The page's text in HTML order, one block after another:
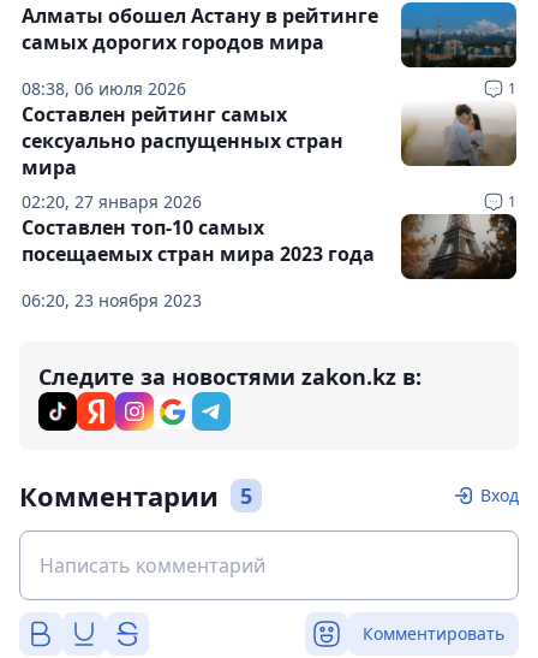
08:38, 06 июля 2026 1
Алматы обошел Астану в рейтинге
самых дорогих городов мира
02:20, 27 января 2026 1
Составлен рейтинг самых
сексуально распущенных стран
мира
06:20, 23 ноября 2023
Составлен топ-10 самых
посещаемых стран мира 2023 года
Следите за новостями zakon.kz в:
Комментарии 5 Вход
Комментировать